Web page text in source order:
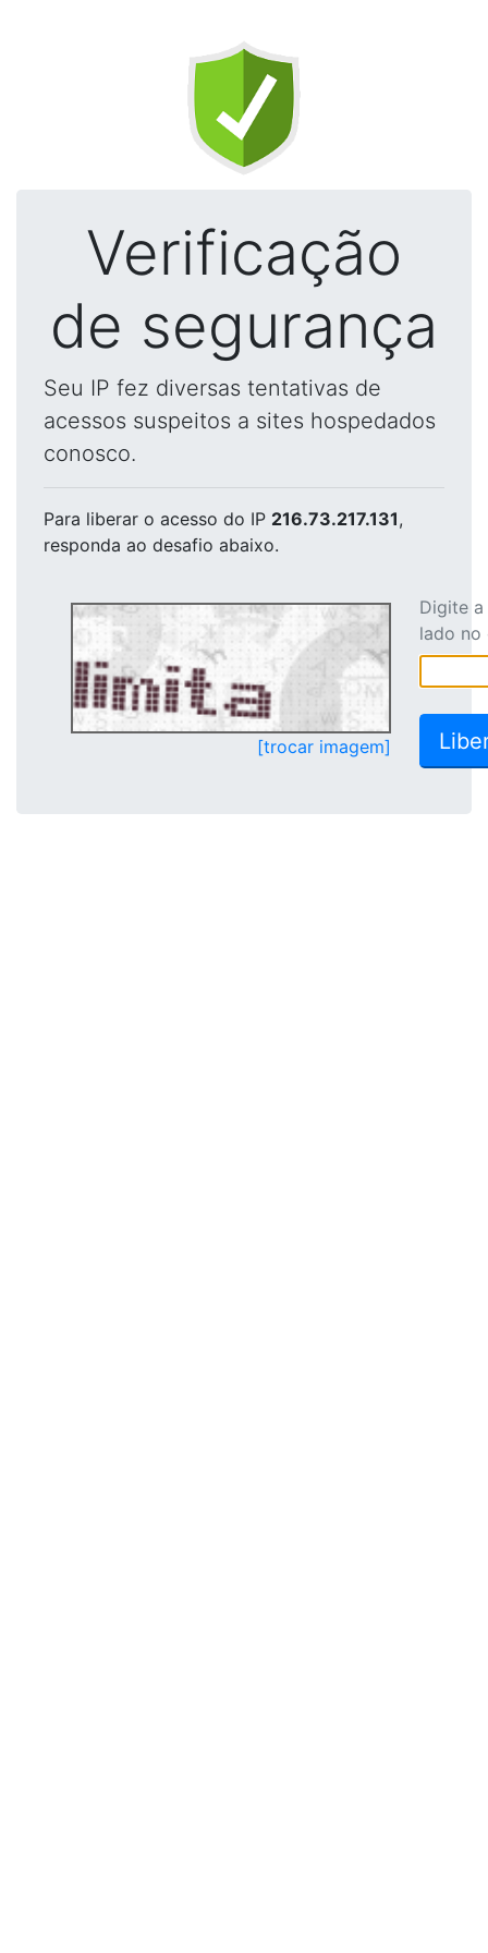
Verificação
de segurança
Seu IP fez diversas tentativas de
acessos suspeitos a sites hospedados
conosco.
Para liberar o acesso do IP 216.73.217.131,
responda ao desafio abaixo.
[trocar imagem]
Digite
lado no